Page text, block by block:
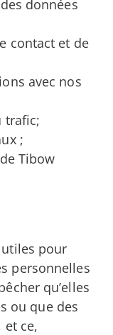
données
contact et de
avec nos
trafic;
;
Tibow
pour
personnelles
qu’elles
ou que des
et ce,